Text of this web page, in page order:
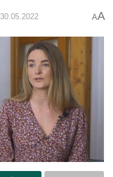
30.05.2022 AA